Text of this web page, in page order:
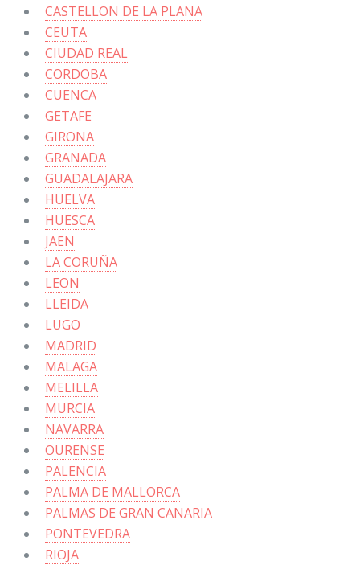
CASTELLON DE LA PLANA
CEUTA
CIUDAD REAL
CORDOBA
CUENCA
GETAFE
GIRONA
GRANADA
GUADALAJARA
HUELVA
HUESCA
JAEN
LA CORUÑA
LEON
LLEIDA
LUGO
MADRID
MALAGA
MELILLA
MURCIA
NAVARRA
OURENSE
PALENCIA
PALMA DE MALLORCA
PALMAS DE GRAN CANARIA
PONTEVEDRA
RIOJA